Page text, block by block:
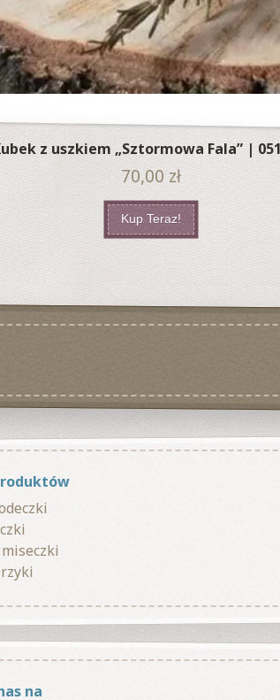
z uszkiem „Sztormowa Fala” |
70,00 zł
Kup Teraz!
na